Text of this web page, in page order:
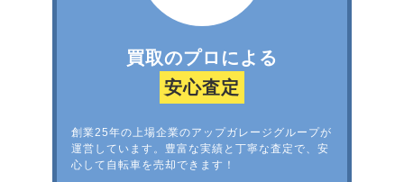
買取のプロによる
安心査定
創業25年の上場企業のアップガレージグループが
運営しています。豊富な実績と丁寧な査定で、安
心して自転車を売却できます！